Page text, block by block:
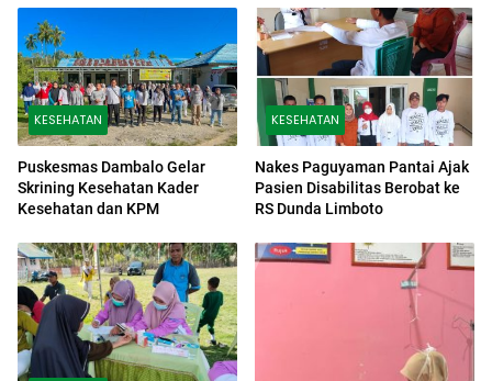
KESEHATAN
Puskesmas Dambalo Gelar
Skrining Kesehatan Kader
Kesehatan dan KPM
KESEHATAN
Nakes Paguyaman Pantai Ajak
Pasien Disabilitas Berobat ke
RS Dunda Limboto